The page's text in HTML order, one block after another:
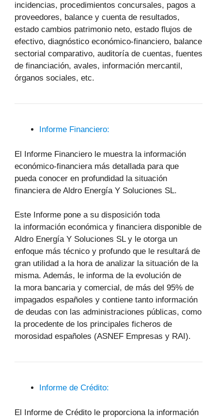
incidencias, procedimientos concursales, pagos a
proveedores, balance y cuenta de resultados,
estado cambios patrimonio neto, estado flujos de
efectivo, diagnóstico económico-financiero, balance
sectorial comparativo, auditoría de cuentas, fuentes
de financiación, avales, información mercantil,
órganos sociales, etc.
Informe Financiero:
El Informe Financiero le muestra la información
económico-financiera más detallada para que
pueda conocer en profundidad la situación
financiera de Aldro Energía Y Soluciones SL.
Este Informe pone a su disposición toda
la información económica y financiera disponible de
Aldro Energía Y Soluciones SL y le otorga un
enfoque más técnico y profundo que le resultará de
gran utilidad a la hora de analizar la situación de la
misma. Además, le informa de la evolución de
la mora bancaria y comercial, de más del 95% de
impagados españoles y contiene tanto información
de deudas con las administraciones públicas, como
la procedente de los principales ficheros de
morosidad españoles (ASNEF Empresas y RAI).
Informe de Crédito:
El Informe de Crédito le proporciona la información